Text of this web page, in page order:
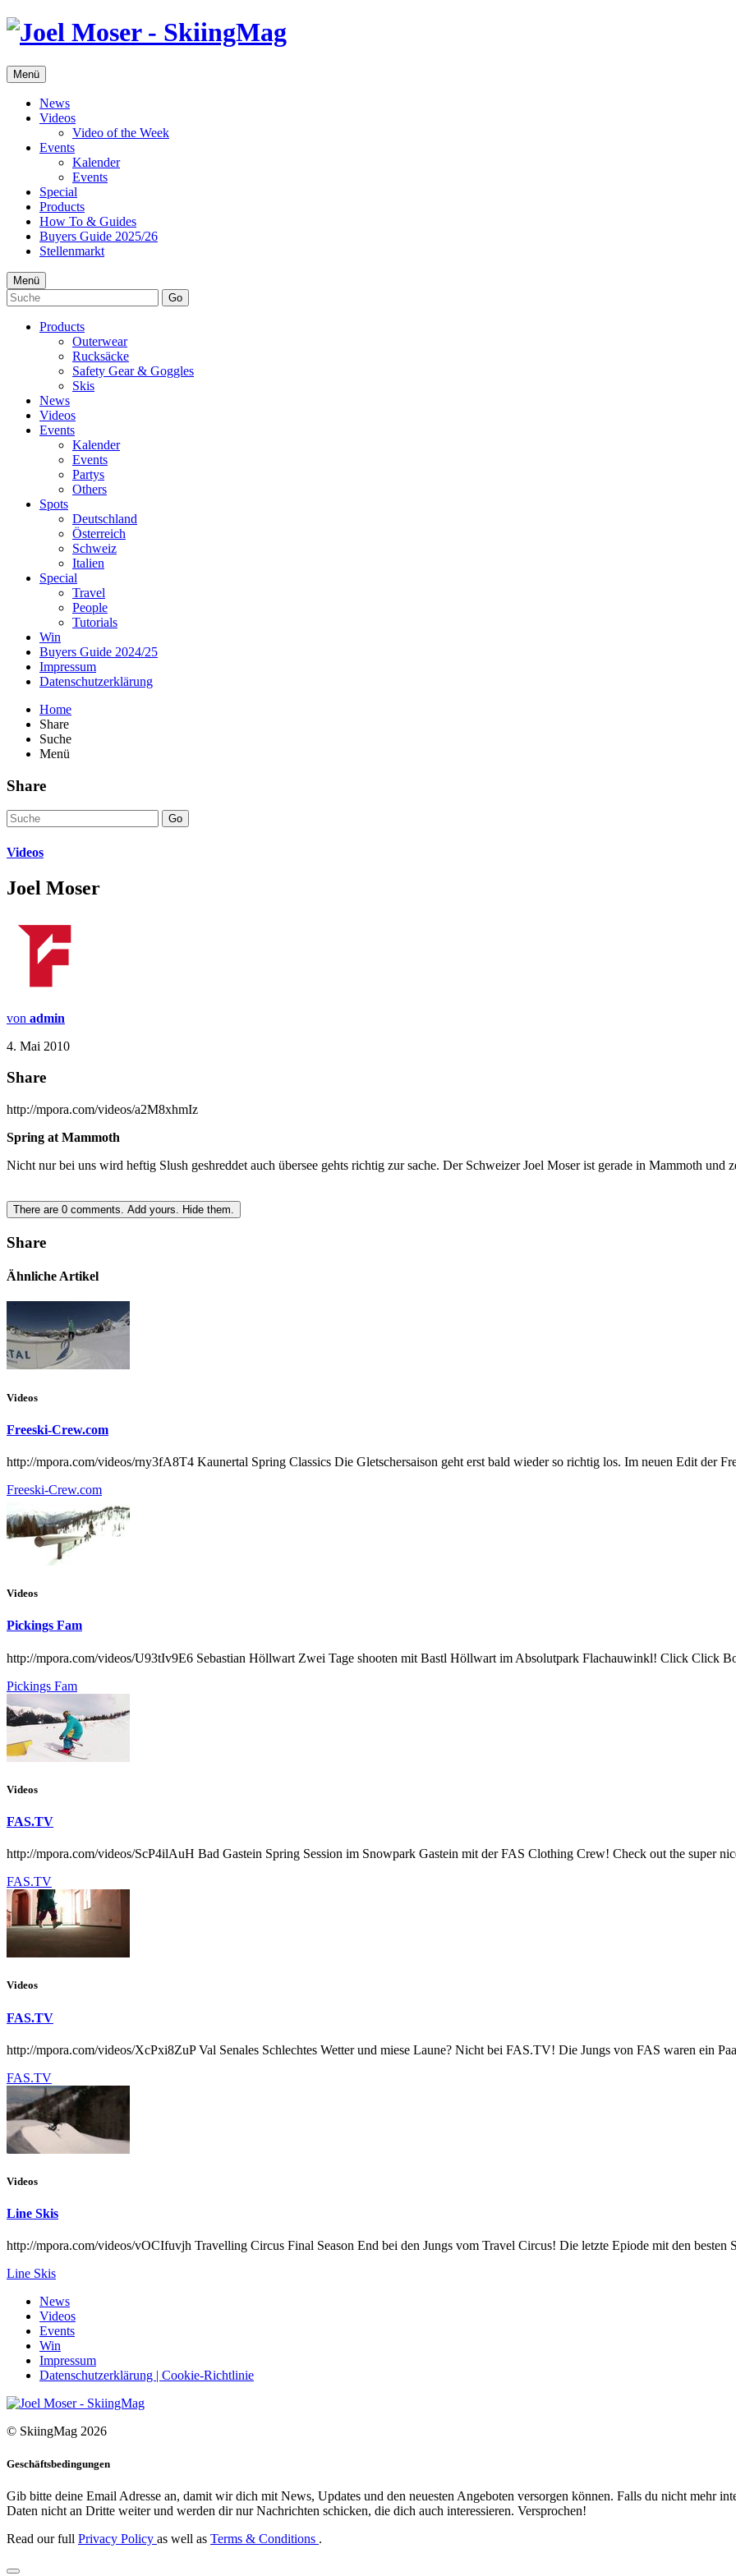
Menü
News
Videos
Video of the Week
Events
Kalender
Events
Special
Products
How To & Guides
Buyers Guide 2025/26
Stellenmarkt
Menü
Go
Products
Outerwear
Rucksäcke
Safety Gear & Goggles
Skis
News
Videos
Events
Kalender
Events
Partys
Others
Spots
Deutschland
Österreich
Schweiz
Italien
Special
Travel
People
Tutorials
Win
Buyers Guide 2024/25
Impressum
Datenschutzerklärung
Home
Share
Suche
Menü
Share
Go
Videos
Joel Moser
von admin
4. Mai 2010
Share
http://mpora.com/videos/a2M8xhmIz
Spring at Mammoth
Nicht nur bei uns wird heftig Slush geshreddet auch übersee gehts richtig zur sache. Der Schweizer Joel Moser ist gerade in Mammoth und
There are 0 comments. Add yours. Hide them.
Share
Ähnliche Artikel
Videos
Freeski-Crew.com
http://mpora.com/videos/rny3fA8T4 Kaunertal Spring Classics Die Gletschersaison geht erst bald wieder so richtig los. Im neuen Edit der
Freeski-Crew.com
Videos
Pickings Fam
http://mpora.com/videos/U93tIv9E6 Sebastian Höllwart Zwei Tage shooten mit Bastl Höllwart im Absolutpark Flachauwinkl! Click Click
Pickings Fam
Videos
FAS.TV
http://mpora.com/videos/ScP4ilAuH Bad Gastein Spring Session im Snowpark Gastein mit der FAS Clothing Crew! Check out the super
FAS.TV
Videos
FAS.TV
http://mpora.com/videos/XcPxi8ZuP Val Senales Schlechtes Wetter und miese Laune? Nicht bei FAS.TV! Die Jungs von FAS waren ein
FAS.TV
Videos
Line Skis
http://mpora.com/videos/vOCIfuvjh Travelling Circus Final Season End bei den Jungs vom Travel Circus! Die letzte Epiode mit den besten
Line Skis
News
Videos
Events
Win
Impressum
Datenschutzerklärung | Cookie-Richtlinie
© SkiingMag 2026
Geschäftsbedingungen
Gib bitte deine Email Adresse an, damit wir dich mit News, Updates und den neuesten Angeboten versorgen können. Falls du nicht mehr
Daten nicht an Dritte weiter und werden dir nur Nachrichten schicken, die dich auch interessieren. Versprochen!
Read our full Privacy Policy as well as Terms & Conditions .